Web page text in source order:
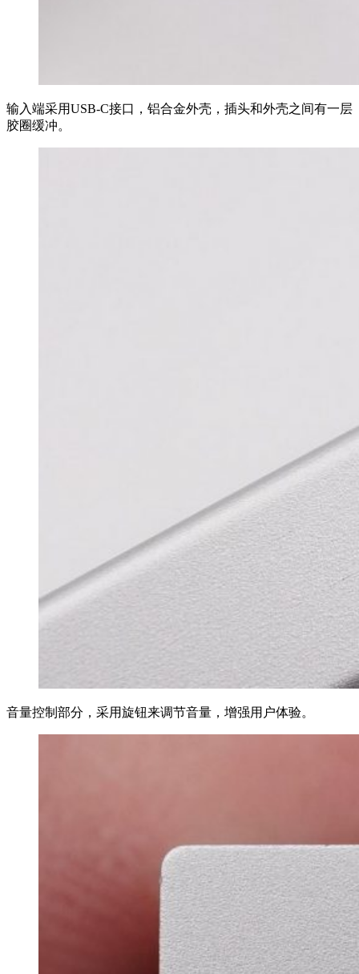
输入端采用USB-C接口，铝合金外壳，插头和外壳之间有一层
胶圈缓冲。
音量控制部分，采用旋钮来调节音量，增强用户体验。